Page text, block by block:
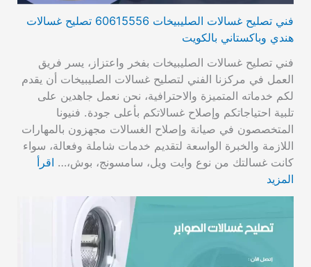
فني تصليح غسالات الصليبيخات 60615556 تصليح غسالات
هندي وباكستاني بالكويت
فني تصليح غسالات الصليبيخات بفخر واعتزاز، يسر فريق
العمل في مركزنا الفني لتصليح غسالات الصليبيخات أن يقدم
لكم خدماته المتميزة والاحترافية، نحن نعمل جاهدين على
تلبية احتياجاتكم وإصلاح غسالاتكم بأعلى جودة. فنيونا
المتخصصون في صيانة وإصلاح الغسالات مجهزون بالمهارات
اللازمة والخبرة الواسعة لتقديم خدمات شاملة وفعالة، سواء
كانت غسالتك من نوع وايت ويل، سامسونج، بوش،… اقرأ
المزيد